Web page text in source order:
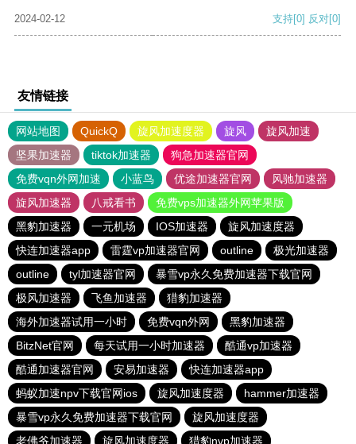
2024-02-12 支持[0] 反对[0]
友情链接
网站地图 QuickQ 旋风加速度器 旋风
旋风加速
坚果加速器
tiktok加速器
狗急加速器官网
免费vqn外网加速
小蓝鸟 优途加速器官网
风驰加速器
旋风加速器
八戒看书
免费vps加速器外网苹果版
黑豹加速器
一元机场 IOS加速器
旋风加速度器
快连加速器app
雷霆vp加速器官网 outline
极光加速器
outline
tyl加速器官网
暴雪vp永久免费加速器下载官网
极风加速器
飞鱼加速器
猎豹加速器
海外加速器试用一小时
免费vqn外网
黑豹加速器
BitzNet官网
每天试用一小时加速器
酷通vp加速器
酷通加速器官网
安易加速器
快连加速器app
蚂蚁加速npv下载官网ios
旋风加速度器
hammer加速器
暴雪vp永久免费加速器下载官网
旋风加速度器
老佛爷加速器
旋风加速度器 猎豹nvp加速器